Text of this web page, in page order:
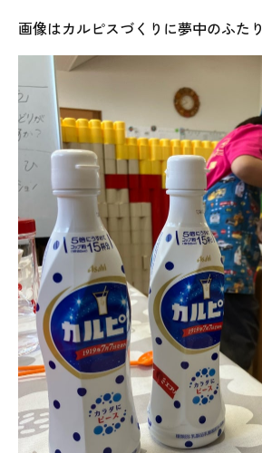
画像はカルピスづくりに夢中のふたり